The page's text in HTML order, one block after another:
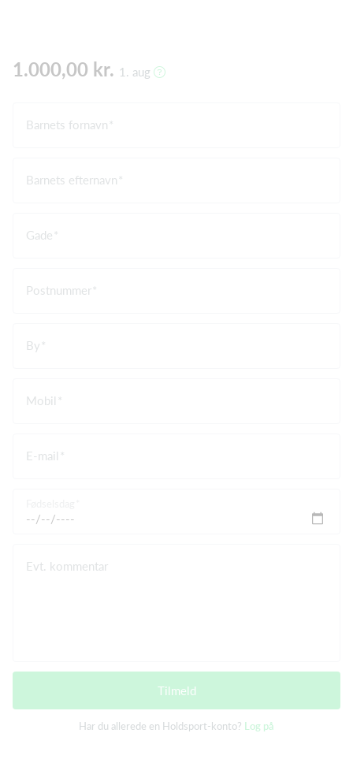
1.000,00 kr. 1. aug
Barnets fornavn
Barnets efternavn
Gade
Postnummer
By
Mobil
E-mail
Evt. kommentar
Tilmeld
Har du allerede en Holdsport-konto? Log på